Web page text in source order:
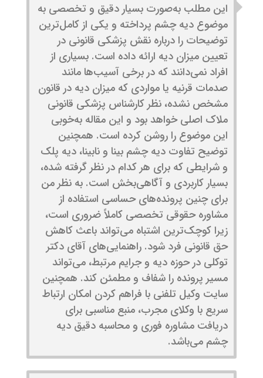
این مطلب به‌صورت بسیار دقیق و تخصصی به
موضوع دیه چشم پرداخته و یکی از کامل‌ترین
توضیحات را درباره نقش پزشکی قانونی در
تعیین میزان دیه ارائه داده است. بسیاری از
افراد نمی‌دانند که در برخی آسیب‌ها مانند
صدمات قرنیه یا مواردی که میزان دیه در قانون
مشخص نشده، نظر کارشناس پزشکی قانونی
ملاک اصلی خواهد بود و این مقاله به‌خوبی
این موضوع را روشن کرده است. همچنین
توضیح تفاوت دیه چشم بینا و نابینا، دیه پلک
و شرایطی که برای هر کدام در نظر گرفته شده،
بسیار کاربردی و آگاهی‌بخش است. به نظر من
برای چنین پرونده‌های حساسی استفاده از
مشاوره حقوقی تخصصی کاملاً ضروری است،
زیرا کوچک‌ترین اشتباه می‌تواند باعث کاهش
حق قانونی فرد شود. راهنمایی‌های آقای دکتر
توکلی در حوزه دیه و جرایم مرتبط، می‌تواند
مسیر پرونده را شفاف و مطمئن کند. همچنین
سایت وکیل تلفنی با فراهم کردن امکان ارتباط
سریع با وکلای مجرب، منبع مناسبی برای
دریافت مشاوره فوری و محاسبه دقیق دیه
چشم می‌باشد.